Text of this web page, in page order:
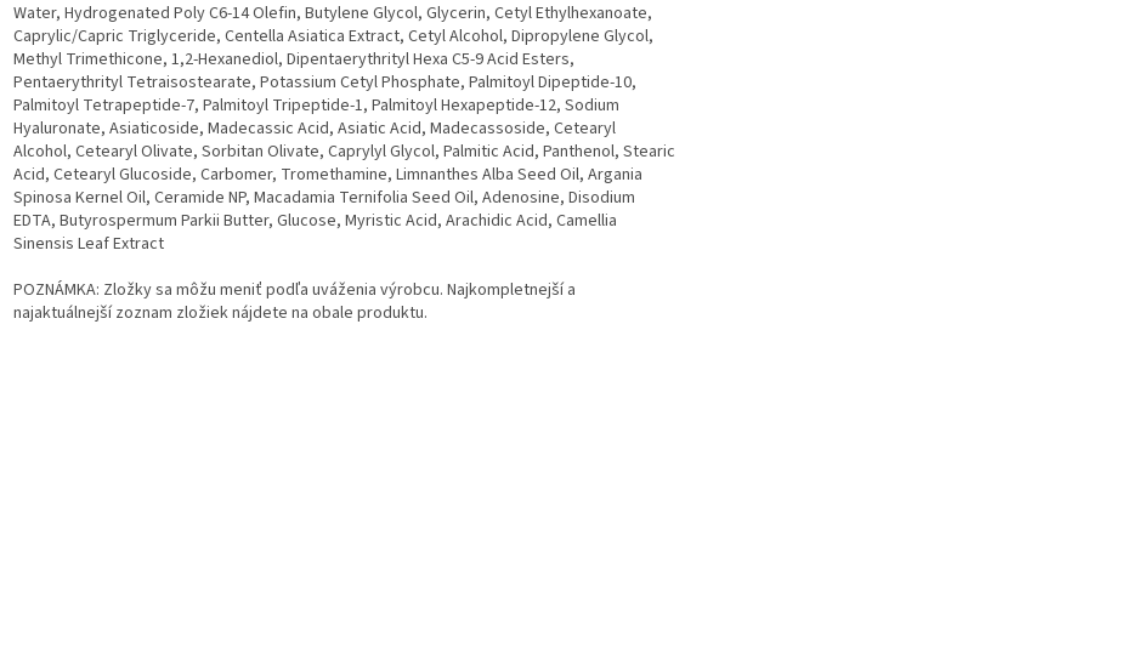
Water, Hydrogenated Poly C6-14 Olefin, Butylene Glycol, Glycerin, Cetyl Ethylhexanoate,
Caprylic/Capric Triglyceride, Centella Asiatica Extract, Cetyl Alcohol, Dipropylene Glycol,
Methyl Trimethicone, 1,2-Hexanediol, Dipentaerythrityl Hexa C5-9 Acid Esters,
Pentaerythrityl Tetraisostearate, Potassium Cetyl Phosphate, Palmitoyl Dipeptide-10,
Palmitoyl Tetrapeptide-7, Palmitoyl Tripeptide-1, Palmitoyl Hexapeptide-12, Sodium
Hyaluronate, Asiaticoside, Madecassic Acid, Asiatic Acid, Madecassoside, Cetearyl
Alcohol, Cetearyl Olivate, Sorbitan Olivate, Caprylyl Glycol, Palmitic Acid, Panthenol, Stearic
Acid, Cetearyl Glucoside, Carbomer, Tromethamine, Limnanthes Alba Seed Oil, Argania
Spinosa Kernel Oil, Ceramide NP, Macadamia Ternifolia Seed Oil, Adenosine, Disodium
EDTA, Butyrospermum Parkii Butter, Glucose, Myristic Acid, Arachidic Acid, Camellia
Sinensis Leaf Extract
POZNÁMKA: Zložky sa môžu meniť podľa uváženia výrobcu. Najkompletnejší a
najaktuálnejší zoznam zložiek nájdete na obale produktu.